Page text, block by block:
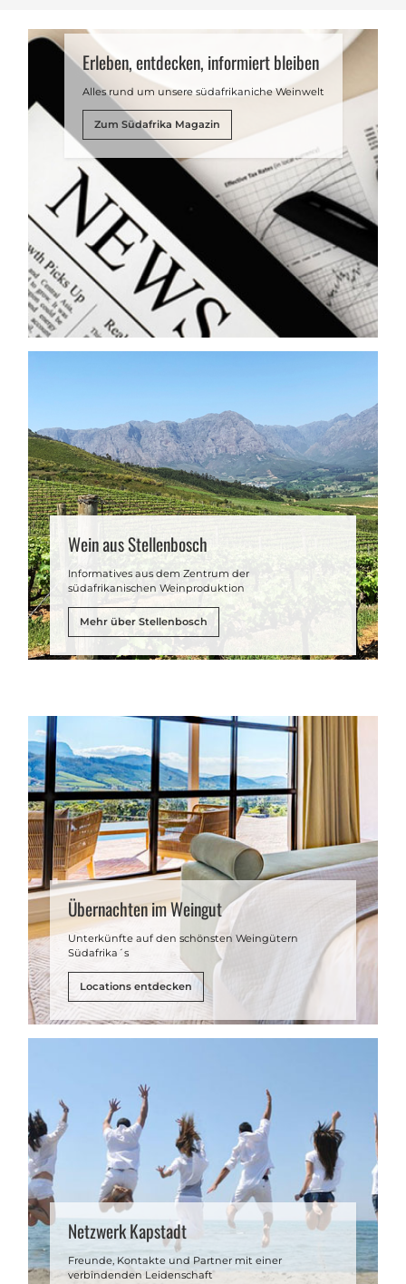
Erleben, entdecken, informiert bleiben
Alles rund um unsere südafrikaniche Weinwelt
Zum Südafrika Magazin
Wein aus Stellenbosch
Informatives aus dem Zentrum der
südafrikanischen Weinproduktion
Mehr über Stellenbosch
Übernachten im Weingut
Unterkünfte auf den schönsten Weingütern
Südafrika´s
Locations entdecken
Netzwerk Kapstadt
Freunde, Kontakte und Partner mit einer
verbindenden Leidenschaft